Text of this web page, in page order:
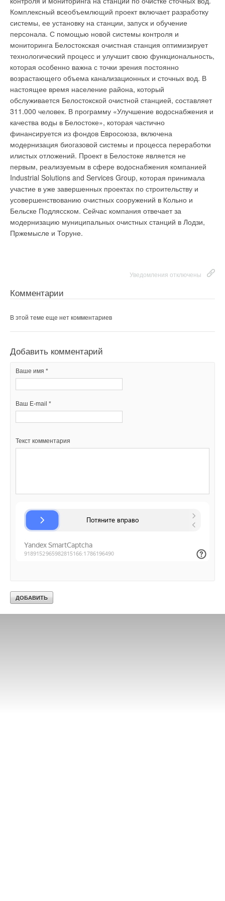
Комплексный всеобъемлющий проект включает разработку
системы, ее установку на станции, запуск и обучение
персонала. С помощью новой системы контроля и
мониторинга Белостокская очистная станция оптимизирует
технологический процесс и улучшит свою функциональность,
которая особенно важна с точки зрения постоянно
возрастающего объема канализационных и сточных вод. В
настоящее время население района, который
обслуживается Белостокской очистной станцией, составляет
311.000 человек. В программу «Улучшение водоснабжения и
качества воды в Белостоке», которая частично
финансируется из фондов Евросоюза, включена
модернизация биогазовой системы и процесса переработки
илистых отложений. Проект в Белостоке является не
первым, реализуемым в сфере водоснабжения компанией
Industrial Solutions and Services Group, которая принимала
участие в уже завершенных проектах по строительству и
усовершенствованию очистных сооружений в Кольно и
Бельске Подлясском. Сейчас компания отвечает за
модернизацию муниципальных очистных станций в Лодзи,
Пржемысле и Торуне.
Уведомления отключены
Комментарии
В этой теме еще нет комментариев
Добавить комментарий
Ваше имя *
Ваш E-mail *
Текст комментария
гидрологию почвы. Данное сооружение будет служить в
качестве обучающего и выставочного центра,
рассказывающего об истории этих пастбищных угодий как
единой экосистемы. Кроме черепицы, представляющей из
себя солнечные батареи, на крыше будут трава и растения,
произрастающие в данной местности. Дизайн крыши
включает структурно изолированные панели с
коэффициентом 38, что делает их высокоэффективными.
Другие особенности сооружения, связанные с окружающей
средой – его ориентировка по местоположению восток-
запад, естественное освещение, вытесняемая пассивная
вентиляция, геотермальный нагревательный насос для
обогрева и охлаждения, а также использование натуральных
материалов, как, например, изготовление панельной
обшивки из пшеничной соломы. Источник: Сonstruction Press
Service
Уведомления отключены
Комментарии
Добавить комментарий
Ваше имя *
Ваш E-mail *
кВт только в исполнении "тепловой насос". Она превосходит
неинверторную серию на фреоне R410A по
энергоэффективности, допустимой длине магистрали (до 80
м), уровню шума и способна работать в режиме "теплового
насоса" при наружной температуре до -20°С. Кроме того, из-
за отсутствия функции Replace кондиционеры серии
Standard Inverter привлекательны по стоимости в сравнении
с основной серией Power Inverter.Источник: компания
Арктика
Комментарии
В этой теме еще нет комментариев
Добавить комментарий
Ваше имя *